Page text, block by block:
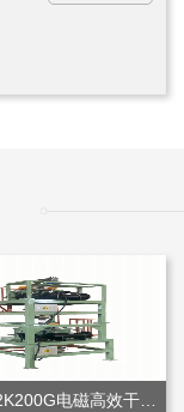
WJD-A22K200G电磁高效干粉除铁机